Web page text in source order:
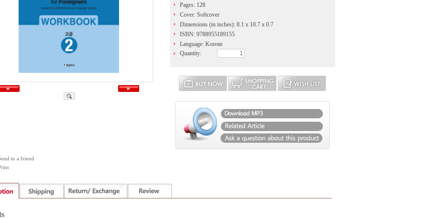
Pages: 128
Cover: Softcover
Dimensions (in inches): 8.1 x 10.7 x 0.7
ISBN: 9788955189155
Language: Korean
Quantity:
to a friend